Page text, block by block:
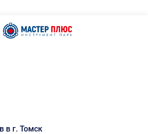
в г. Томск